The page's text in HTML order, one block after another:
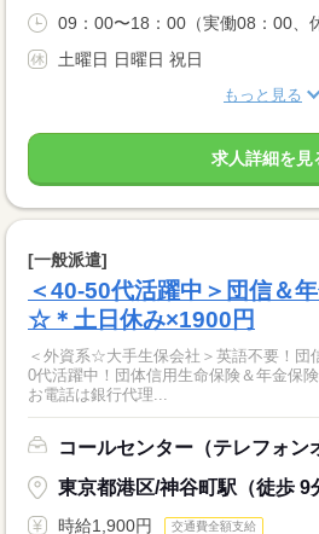
09：00〜18：00（実働08：00、
土曜日 日曜日 祝日
もっと見る
求人詳細を見
[一般派遣]
＜40-50代活躍中＞団信＆
☆＊土日休み×1900円
＜外資系☆大手生保会社＞英語不要！
0代活躍中！団体信用生命保険＆年金保
お電話は銀行代理...
コールセンター（テレフォン
東京都港区/神谷町駅（徒歩 9
時給1,900円 交通費全額支給